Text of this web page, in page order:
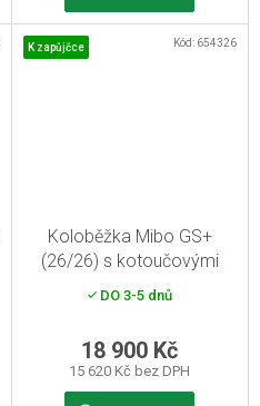
K zapůjčce
Koloběžka Mibo GS+
(26/26) s kotoučovými
brzdami
DO 3-5 dnů
15 620 Kč bez DPH
18 900 Kč
Kód: 654326